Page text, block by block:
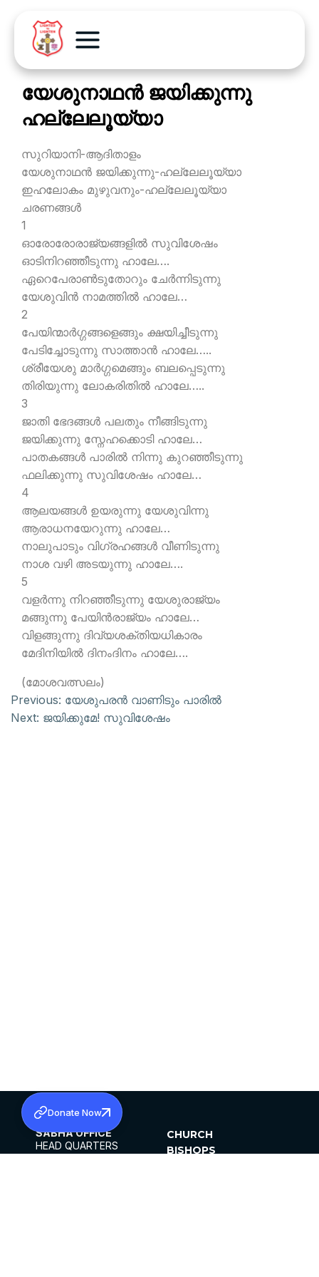
യേശുനാഥന്‍ ജയിക്കുന്നു
ഹല്ലേലൂയ്യാ
സുറിയാനി-ആദിതാളം
യേശുനാഥന്‍ ജയിക്കുന്നു-ഹല്ലേലൂയ്യാ
ഇഹലോകം മുഴുവനും-ഹല്ലേലൂയ്യാ
ചരണങ്ങള്‍
1
ഓരോരോരാജ്യങ്ങളില്‍ സുവിശേഷം
ഓടിനിറഞ്ഞീടുന്നു ഹാലേ….
ഏറെപേരാണ്‍ടുതോറും ചേര്‍ന്നിടുന്നു
യേശുവിന്‍ നാമത്തില്‍ ഹാലേ…
2
പേയിന്മാര്‍ഗ്ഗങ്ങളെങ്ങും ക്ഷയിച്ചീടുന്നു
പേടിച്ചോടുന്നു സാത്താന്‍ ഹാലേ…..
ശ്രീയേശു മാര്‍ഗ്ഗമെങ്ങും ബലപ്പെടുന്നു
തിരിയുന്നു ലോകരിതില്‍ ഹാലേ…..
3
ജാതി ഭേദങ്ങള്‍ പലതും നീങ്ങിടുന്നു
ജയിക്കുന്നു സ്നേഹക്കൊടി ഹാലേ…
പാതകങ്ങള്‍ പാരില്‍ നിന്നു കുറഞ്ഞീടുന്നു
ഫലിക്കുന്നു സുവിശേഷം ഹാലേ…
4
ആലയങ്ങള്‍ ഉയരുന്നു യേശുവിന്നു
ആരാധനയേറുന്നു ഹാലേ…
നാലുപാടും വിഗ്രഹങ്ങള്‍ വീണിടുന്നു
നാശ വഴി അടയുന്നു ഹാലേ….
5
വളര്‍ന്നു നിറഞ്ഞീടുന്നു യേശുരാജ്യം
മങ്ങുന്നു പേയിന്‍രാജ്യം ഹാലേ…
വിളങ്ങുന്നു ദിവ്യശക്തിയധികാരം
മേദിനിയില്‍ ദിനംദിനം ഹാലേ….
(മോശവത്സലം)
Previous: യേശുപരന്‍ വാണിടും പാരില്‍
Next: ജയിക്കുമേ! സുവിശേഷം
SABHA OFFICE
HEAD QUARTERS
CHURCH
BISHOPS
Donate Now